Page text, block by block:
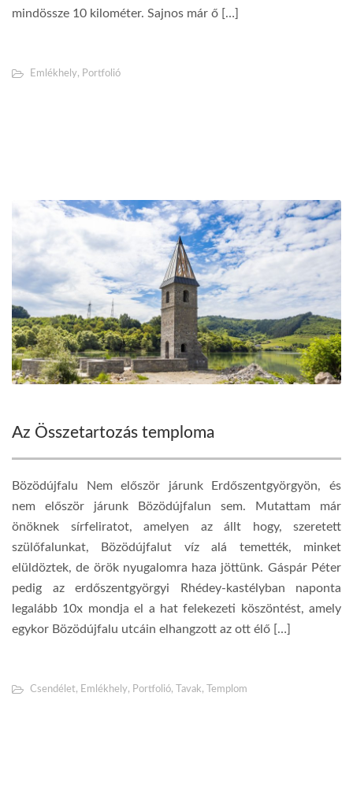
mindössze 10 kilométer. Sajnos már ő […]
Emlékhely, Portfolió
Az Összetartozás temploma
Bözödújfalu Nem először járunk Erdőszentgyörgyön, és
nem először járunk Bözödújfalun sem. Mutattam már
önöknek sírfeliratot, amelyen az állt hogy, szeretett
szülőfalunkat, Bözödújfalut víz alá temették, minket
elüldöztek, de örök nyugalomra haza jöttünk. Gáspár Péter
pedig az erdőszentgyörgyi Rhédey-kastélyban naponta
legalább 10x mondja el a hat felekezeti köszöntést, amely
egykor Bözödújfalu utcáin elhangzott az ott élő […]
Csendélet, Emlékhely, Portfolió, Tavak, Templom